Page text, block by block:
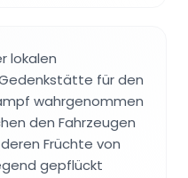
lokalen
für den
wahrgenommen
den Fahrzeugen
Früchte von
gepflückt